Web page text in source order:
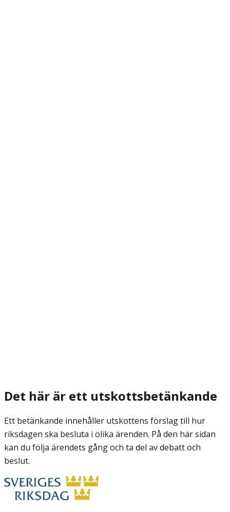
Det här är ett utskottsbetänkande
Ett betänkande innehåller utskottens förslag till hur
riksdagen ska besluta i olika ärenden. På den här sidan
kan du följa ärendets gång och ta del av debatt och
beslut.